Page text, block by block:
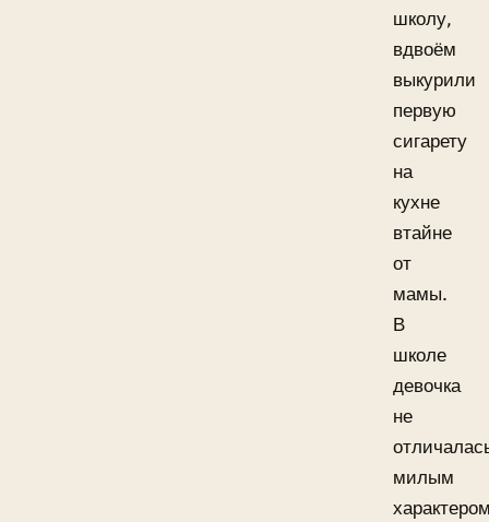
школу,
вдвоём
выкурили
первую
сигарету
на
кухне
втайне
от
мамы.
В
школе
девочка
не
милым